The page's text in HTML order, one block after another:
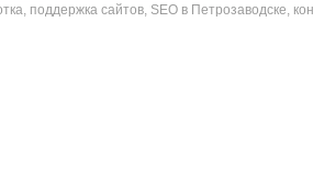
поддержка сайтов, SEO в Петрозаводске,